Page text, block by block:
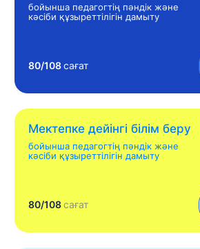
бойынша педагогтің пәндік және
кәсіби құзыреттілігін дамыту
80/108сағат
Мектепке дейінгі білім беру
бойынша педагогтің пәндік және
кәсіби құзыреттілігін дамыту
80/108сағат